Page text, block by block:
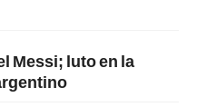
Messi; luto en la